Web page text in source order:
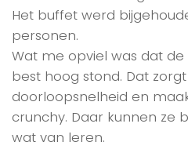
Het buffet werd
personen.
Wat me opviel was dat
best hoog stond. Dat
doorloopsnelheid en
crunchy. Daar kunnen ze
wat van leren.